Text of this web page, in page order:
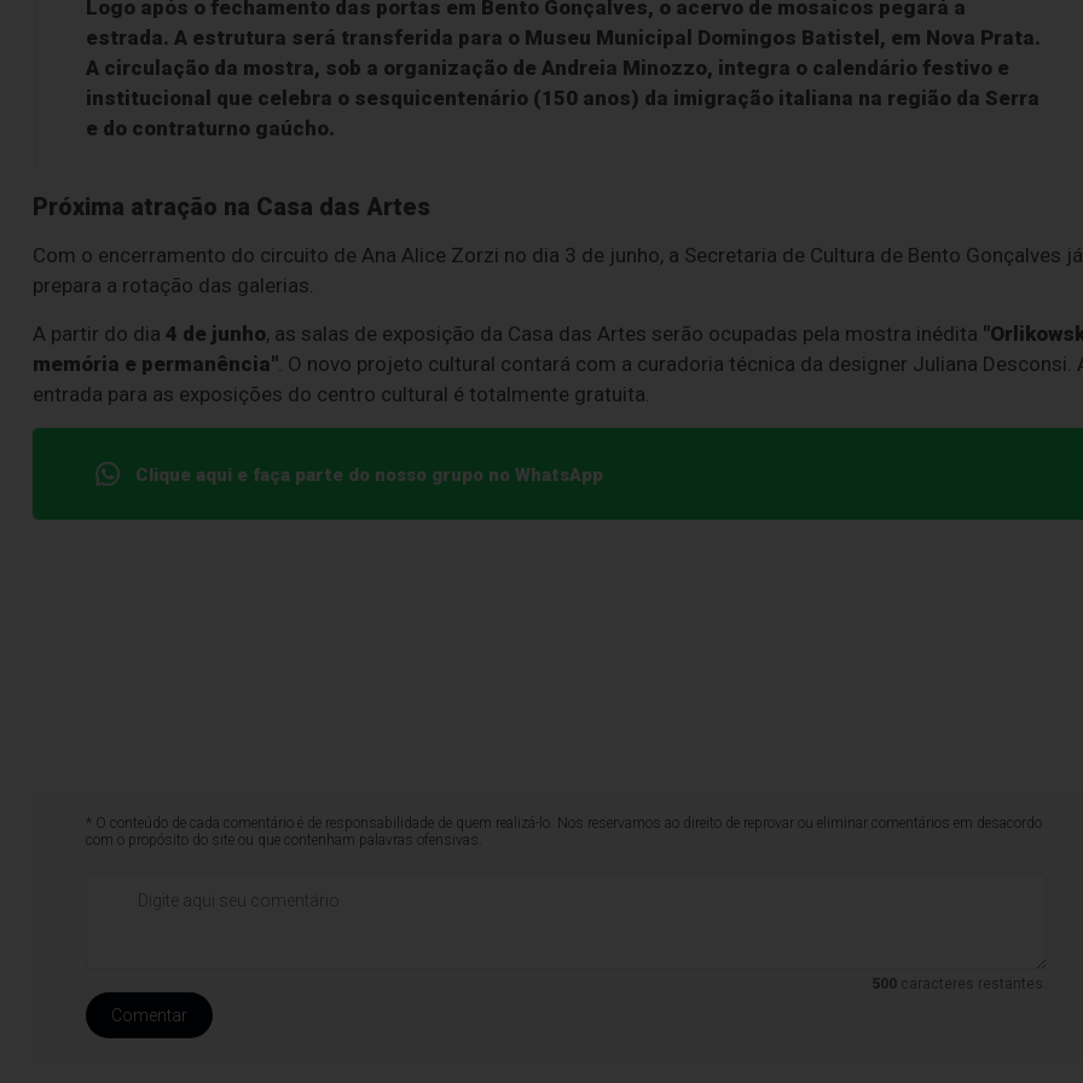
Logo após o fechamento das portas em Bento Gonçalves, o acervo de mosaicos pegará a
estrada. A estrutura será transferida para o Museu Municipal Domingos Batistel, em Nova Prata.
A circulação da mostra, sob a organização de Andreia Minozzo, integra o calendário festivo e
institucional que celebra o sesquicentenário (150 anos) da imigração italiana na região da Serra
e do contraturno gaúcho.
Próxima atração na Casa das Artes
Com o encerramento do circuito de Ana Alice Zorzi no dia 3 de junho, a Secretaria de Cultura de Bento Gonçalves já
prepara a rotação das galerias.
A partir do dia 4 de junho, as salas de exposição da Casa das Artes serão ocupadas pela mostra inédita
memória e permanência". O novo projeto cultural contará com a curadoria técnica da designer Juliana Desconsi.
entrada para as exposições do centro cultural é totalmente gratuita.
Clique aqui e faça parte do nosso grupo no WhatsApp
* O conteúdo de cada comentário é de responsabilidade de quem realizá-lo. Nos reservamos ao direito de reprovar ou eliminar comentários em desacordo
com o propósito do site ou que contenham palavras ofensivas.
500caracteres restantes.
Comentar